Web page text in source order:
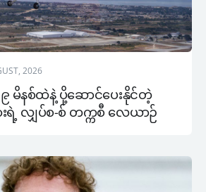
2026
မိနစ်ထဲနဲ့ ပို့ဆောင်ပေးနိုင်တဲ့
ရဲ့ လျှပ်စ-စ် တက္ကစီ လေယာဉ်